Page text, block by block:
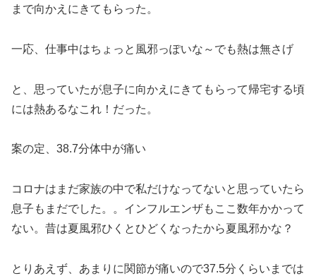
まで向かえにきてもらった。
一応、仕事中はちょっと風邪っぽいな～でも熱は無さげ
と、思っていたが息子に向かえにきてもらって帰宅する頃
には熱あるなこれ！だった。
案の定、38.7分体中が痛い
コロナはまだ家族の中で私だけなってないと思っていたら
息子もまだでした。。インフルエンザもここ数年かかって
ない。昔は夏風邪ひくとひどくなったから夏風邪かな？
とりあえず、あまりに関節が痛いので37.5分くらいまでは